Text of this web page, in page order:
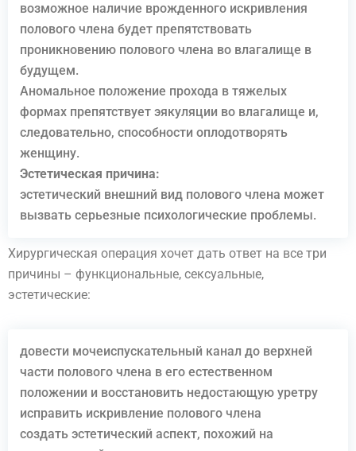
возможное наличие врожденного искривления
полового члена будет препятствовать
проникновению полового члена во влагалище в
будущем.
Аномальное положение прохода в тяжелых
формах препятствует эякуляции во влагалище и,
следовательно, способности оплодотворять
женщину.
Эстетическая причина:
эстетический внешний вид полового члена может
вызвать серьезные психологические проблемы.
Хирургическая операция хочет дать ответ на все три
причины – функциональные, сексуальные,
эстетические:
довести мочеиспускательный канал до верхней
части полового члена в его естественном
положении и восстановить недостающую уретру
исправить искривление полового члена
создать эстетический аспект, похожий на